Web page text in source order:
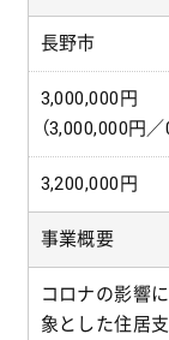
長野市
3,000,000円
（3,000,000円／
3,200,000円
事業概要
コロナの影響
象とした住居